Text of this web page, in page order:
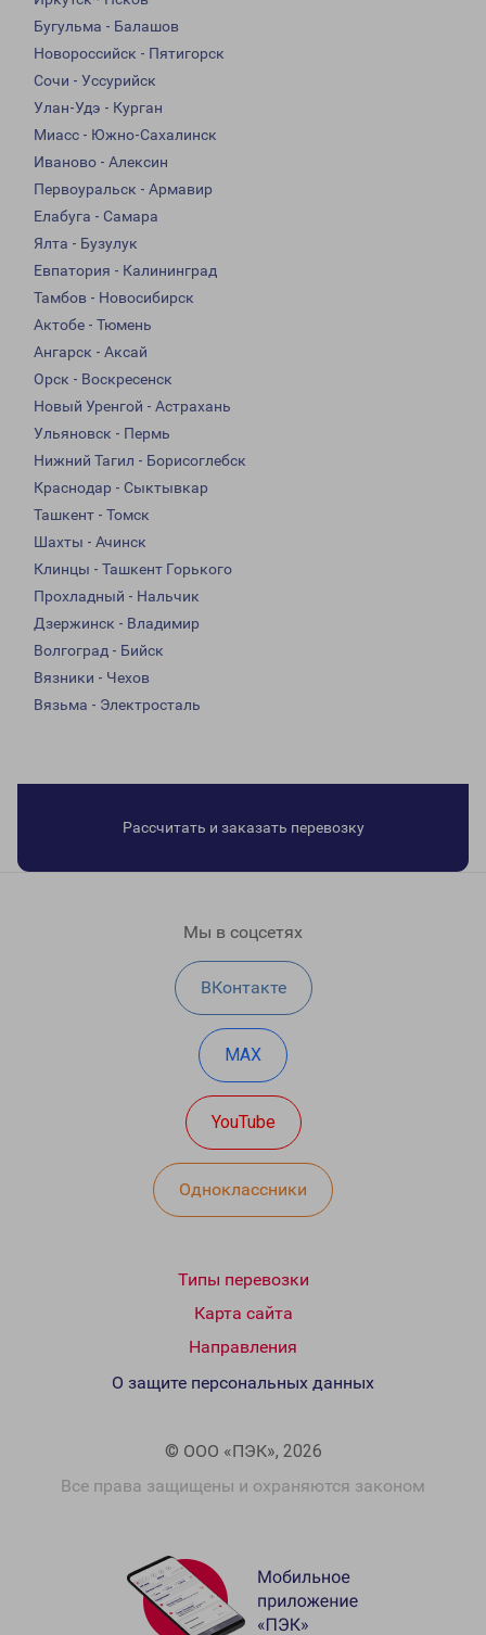
Бугульма - Балашов
Новороссийск - Пятигорск
Сочи - Уссурийск
Улан-Удэ - Курган
Миасс - Южно-Сахалинск
Иваново - Алексин
Первоуральск - Армавир
Елабуга - Самара
Ялта - Бузулук
Евпатория - Калининград
Тамбов - Новосибирск
Актобе - Тюмень
Ангарск - Аксай
Орск - Воскресенск
Новый Уренгой - Астрахань
Ульяновск - Пермь
Нижний Тагил - Борисоглебск
Краснодар - Сыктывкар
Ташкент - Томск
Шахты - Ачинск
Клинцы - Ташкент Горького
Прохладный - Нальчик
Дзержинск - Владимир
Волгоград - Бийск
Вязники - Чехов
Вязьма - Электросталь
Рассчитать и заказать перевозку
Мы в соцсетях
ВКонтакте
MAX
YouTube
Одноклассники
Типы перевозки
Карта сайта
Направления
© ООО «ПЭК», 2026
Все права защищены и охраняются законом
О защите персональных данных